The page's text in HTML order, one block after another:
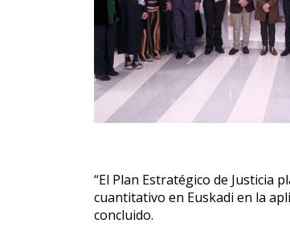
“El Plan Estratégico de Justicia
cuantitativo en Euskadi en la
concluido.